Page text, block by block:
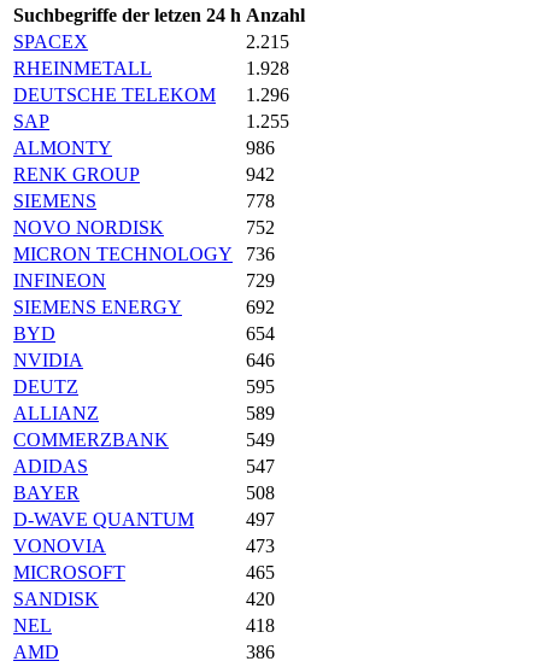
Suchbegriffe der letzen 24 h Anzahl
SPACEX
2.215
RHEINMETALL
1.928
DEUTSCHE TELEKOM
1.296
SAP
1.255
ALMONTY
986
RENK GROUP
942
SIEMENS
778
NOVO NORDISK
752
MICRON TECHNOLOGY
736
INFINEON
729
SIEMENS ENERGY
692
BYD
654
NVIDIA
646
DEUTZ
595
ALLIANZ
589
COMMERZBANK
549
ADIDAS
547
BAYER
508
D-WAVE QUANTUM
497
VONOVIA
473
MICROSOFT
465
SANDISK
420
NEL
418
AMD
386